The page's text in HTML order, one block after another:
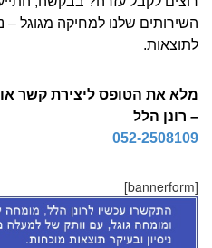
השירותים שלנו למחיקה מגוגל –
לתוצאות.
מלא את הטופס ליצירת קשר או
– רונן הלל
052-2508109